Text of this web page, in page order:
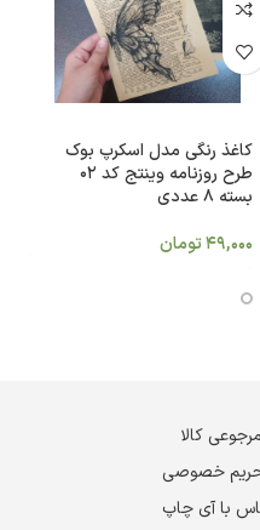
کاغذ رنگی مدل اسکرپ بوک
طرح روزنامه وینتج کد 02
بسته 8 عددی
49,000تومان
مرجوعی کالا
خصوصی
با آی چاپ